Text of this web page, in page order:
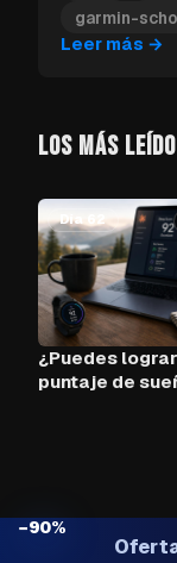
Garmin que
garmin-
Leer más →
LOS MÁS
Día 62
¿Puedes
puntaje de
−90%